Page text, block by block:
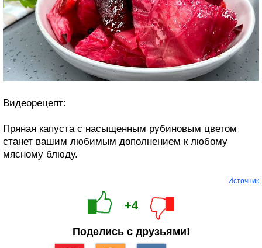
Видеорецепт:
Пряная капуста с насыщенным рубиновым цветом
станет вашим любимым дополнением к любому
мясному блюду.
Источник
+4
Поделись с друзьями!